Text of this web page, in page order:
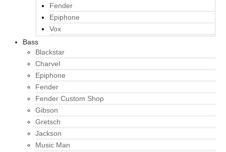
Fender
Epiphone
Vox
Bass
Blackstar
Charvel
Epiphone
Fender
Fender Custom Shop
Gibson
Gretsch
Jackson
Music Man